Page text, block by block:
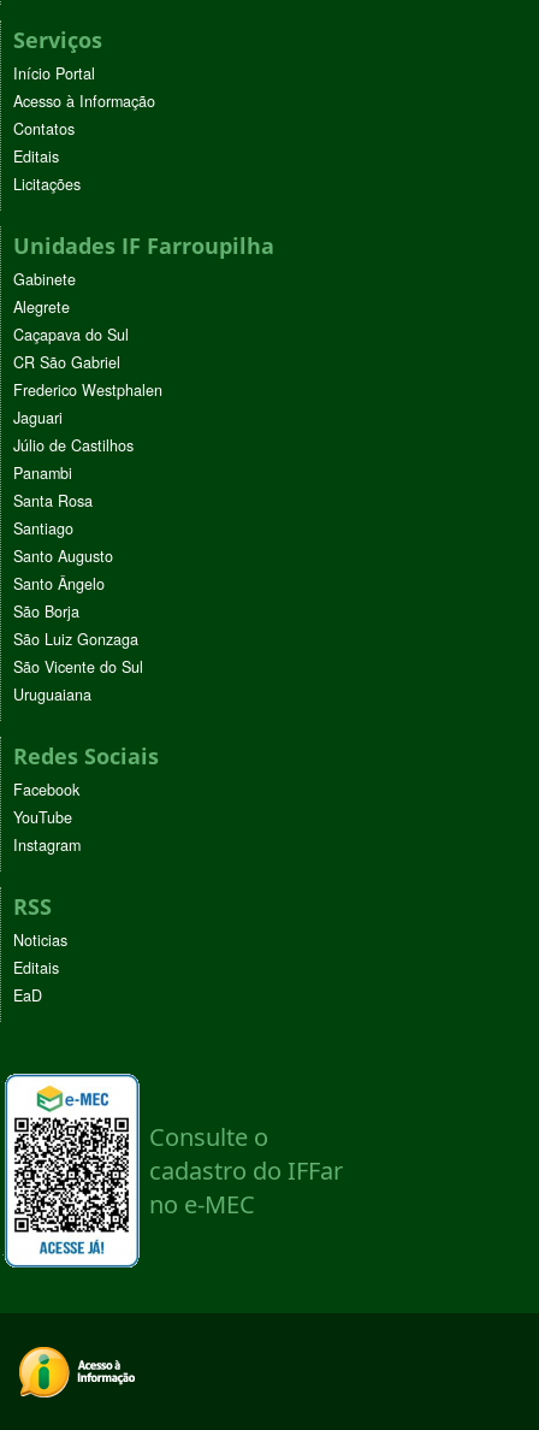
Serviços
Início Portal
Acesso à Informação
Contatos
Editais
Licitações
Unidades IF Farroupilha
Gabinete
Alegrete
Caçapava do Sul
CR São Gabriel
Frederico Westphalen
Jaguari
Júlio de Castilhos
Panambi
Santa Rosa
Santiago
Santo Augusto
Santo Ângelo
São Borja
São Luiz Gonzaga
São Vicente do Sul
Uruguaiana
Redes Sociais
Facebook
YouTube
Instagram
RSS
Noticias
Editais
EaD